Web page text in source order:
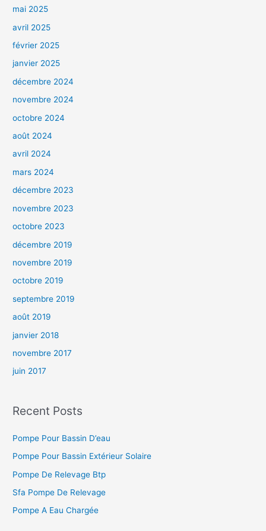
mai 2025
avril 2025
février 2025
janvier 2025
décembre 2024
novembre 2024
octobre 2024
août 2024
avril 2024
mars 2024
décembre 2023
novembre 2023
octobre 2023
décembre 2019
novembre 2019
octobre 2019
septembre 2019
août 2019
janvier 2018
novembre 2017
juin 2017
Recent Posts
Pompe Pour Bassin D’eau
Pompe Pour Bassin Extérieur Solaire
Pompe De Relevage Btp
Sfa Pompe De Relevage
Pompe A Eau Chargée